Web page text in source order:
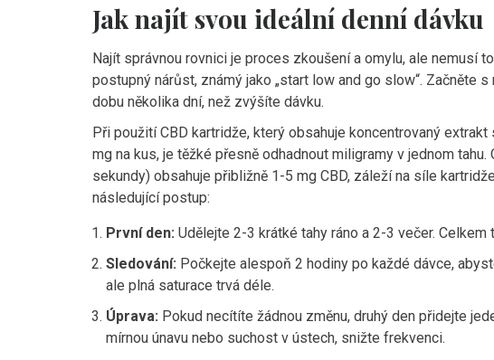
Jak najít svou ideální denní dávku
Najít správnou rovnici je proces zkoušení a omylu, ale nemusí
postupný nárůst, známý jako „start low and go slow“. Začněte
dobu několika dní, než zvýšíte dávku.
Při použitíCBD kartridže, který obsahuje koncentrovaný
mg na kus, je těžké přesně odhadnout miligramy v jednom
sekundy) obsahuje přibližně 1-5 mg CBD, záleží na síle
následující postup:
První den: Udělejte 2-3 krátké tahy ráno a 2-3 večer. Celkem
Sledování: Počkejte alespoň 2 hodiny po každé dávce,
ale plná saturace trvá déle.
Úprava: Pokud necítíte žádnou změnu, druhý den přidejte
mírnou únavu nebo suchost v ústech, snižte frekvenci.